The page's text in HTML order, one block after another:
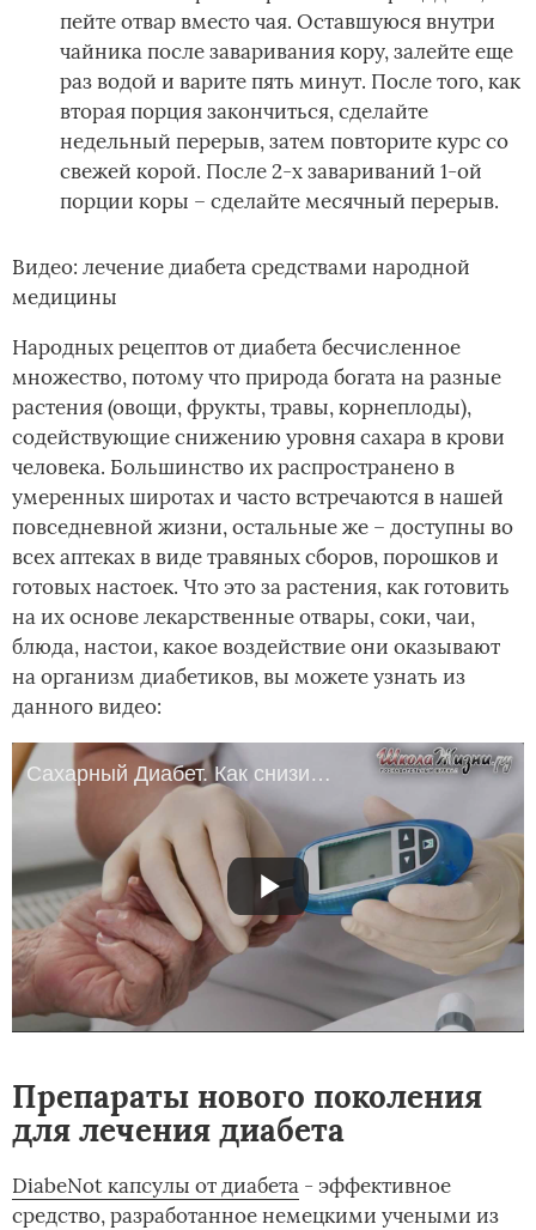
пейте отвар вместо чая. Оставшуюся внутри
чайника после заваривания кору, залейте еще
раз водой и варите пять минут. После того, как
вторая порция закончиться, сделайте
недельный перерыв, затем повторите курс со
свежей корой. После 2-х завариваний 1-ой
порции коры – сделайте месячный перерыв.
Видео: лечение диабета средствами народной
медицины
Народных рецептов от диабета бесчисленное
множество, потому что природа богата на разные
растения (овощи, фрукты, травы, корнеплоды),
содействующие снижению уровня сахара в крови
человека. Большинство их распространено в
умеренных широтах и часто встречаются в нашей
повседневной жизни, остальные же – доступны во
всех аптеках в виде травяных сборов, порошков и
готовых настоек. Что это за растения, как готовить
на их основе лекарственные отвары, соки, чаи,
блюда, настои, какое воздействие они оказывают
на организм диабетиков, вы можете узнать из
данного видео:
Сахарный Диабет. Как снизить Уровень Сахара В Крови Народными Средствами?
Препараты нового поколения
для лечения диабета
DiabeNot капсулы от диабета - эффективное
средство, разработанное немецкими учеными из